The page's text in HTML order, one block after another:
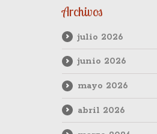
Archivos
julio 2026
junio 2026
mayo 2026
abril 2026